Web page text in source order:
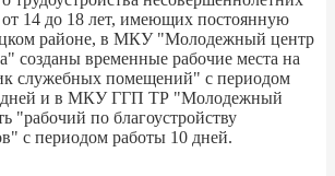
от 14 до 18 лет, имеющих постоянную
районе, в МКУ "Молодежный центр
созданы временные рабочие места на
служебных помещений" с периодом
дней и в МКУ ГГП ТР "Молодежный
"рабочий по благоустройству
с периодом работы 10 дней.